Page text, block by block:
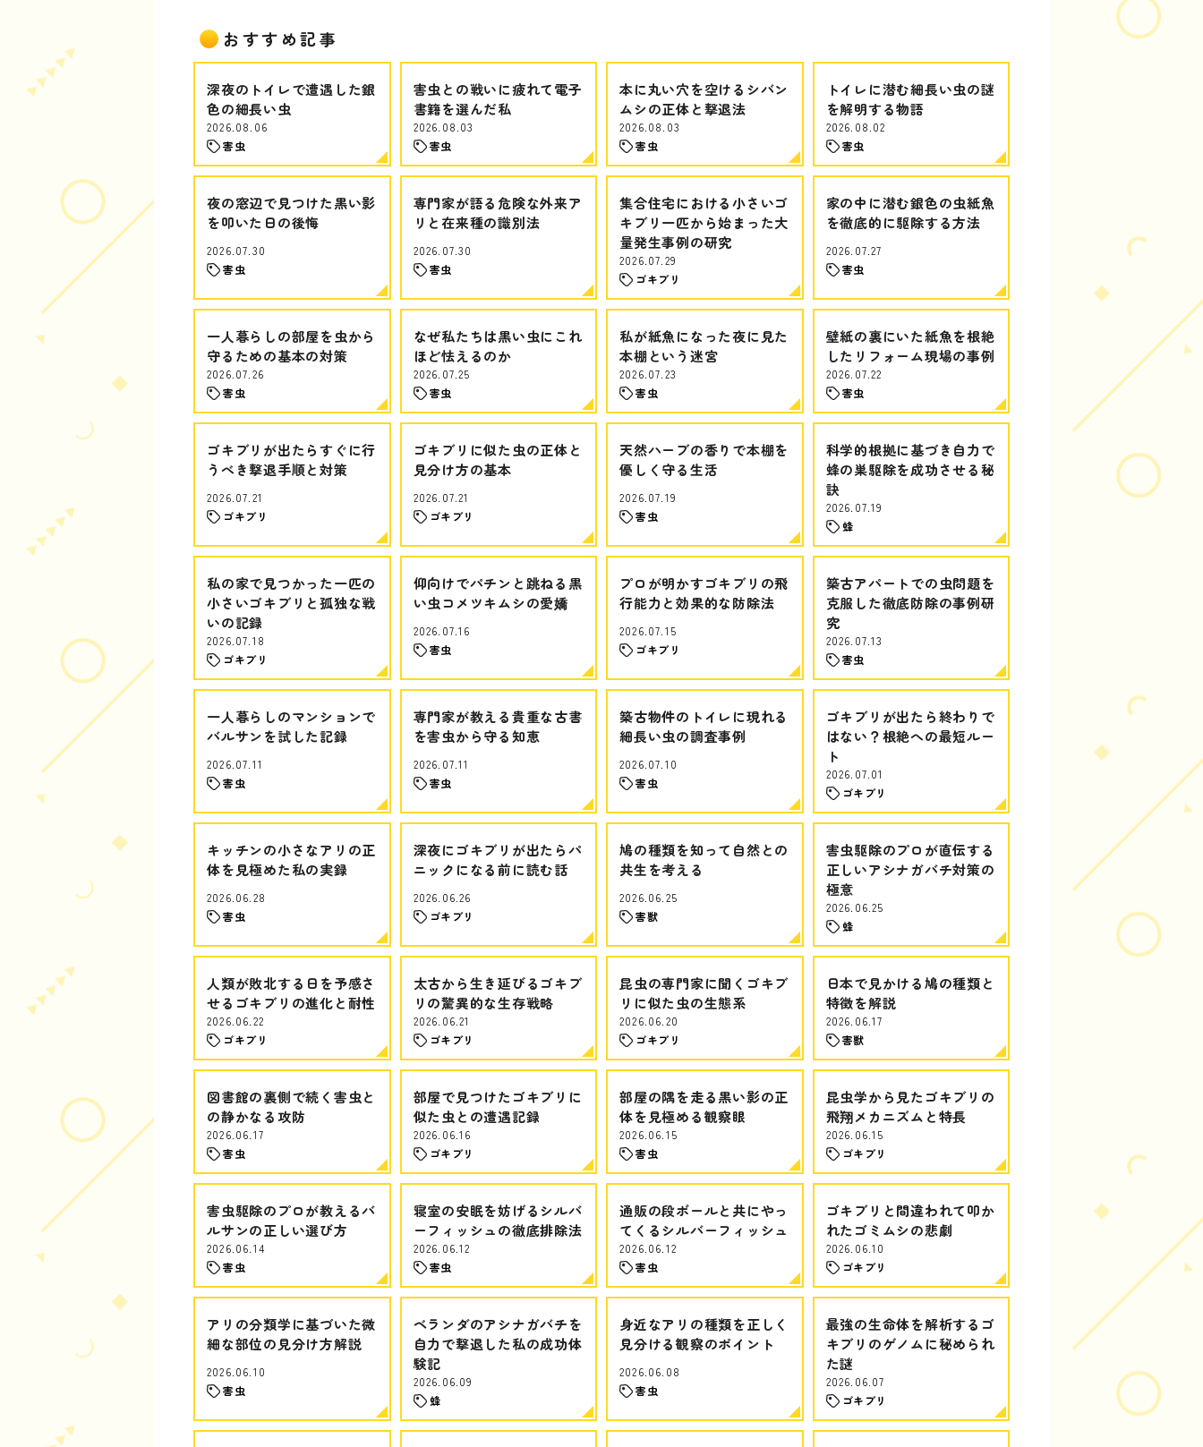
おすすめ記事
深夜のトイレで遭遇した銀
色の細長い虫
2026.08.06
害虫
害虫との戦いに疲れて電子
書籍を選んだ私
2026.08.03
害虫
本に丸い穴を空けるシバン
ムシの正体と撃退法
2026.08.03
害虫
トイレに潜む細長い虫の謎
を解明する物語
2026.08.02
害虫
夜の窓辺で見つけた黒い影
を叩いた日の後悔
2026.07.30
害虫
専門家が語る危険な外来ア
リと在来種の識別法
2026.07.30
害虫
集合住宅における小さいゴ
キブリ一匹から始まった大
量発生事例の研究
2026.07.29
ゴキブリ
家の中に潜む銀色の虫紙魚
を徹底的に駆除する方法
2026.07.27
害虫
一人暮らしの部屋を虫から
守るための基本の対策
2026.07.26
害虫
なぜ私たちは黒い虫にこれ
ほど怯えるのか
2026.07.25
害虫
私が紙魚になった夜に見た
本棚という迷宮
2026.07.23
害虫
壁紙の裏にいた紙魚を根絶
したリフォーム現場の事例
2026.07.22
害虫
ゴキブリが出たらすぐに行
うべき撃退手順と対策
2026.07.21
ゴキブリ
ゴキブリに似た虫の正体と
見分け方の基本
2026.07.21
ゴキブリ
天然ハーブの香りで本棚を
優しく守る生活
2026.07.19
害虫
科学的根拠に基づき自力で
蜂の巣駆除を成功させる秘
訣
2026.07.19
蜂
私の家で見つかった一匹の
小さいゴキブリと孤独な戦
いの記録
2026.07.18
ゴキブリ
仰向けでパチンと跳ねる黒
い虫コメツキムシの愛嬌
2026.07.16
害虫
プロが明かすゴキブリの飛
行能力と効果的な防除法
2026.07.15
ゴキブリ
築古アパートでの虫問題を
克服した徹底防除の事例研
究
2026.07.13
害虫
一人暮らしのマンションで
バルサンを試した記録
2026.07.11
害虫
専門家が教える貴重な古書
を害虫から守る知恵
2026.07.11
害虫
築古物件のトイレに現れる
細長い虫の調査事例
2026.07.10
害虫
ゴキブリが出たら終わりで
はない？根絶への最短ルー
ト
2026.07.01
ゴキブリ
キッチンの小さなアリの正
体を見極めた私の実録
2026.06.28
害虫
深夜にゴキブリが出たらパ
ニックになる前に読む話
2026.06.26
ゴキブリ
鳩の種類を知って自然との
共生を考える
2026.06.25
害獣
害虫駆除のプロが直伝する
正しいアシナガバチ対策の
極意
2026.06.25
蜂
人類が敗北する日を予感さ
せるゴキブリの進化と耐性
2026.06.22
ゴキブリ
太古から生き延びるゴキブ
リの驚異的な生存戦略
2026.06.21
ゴキブリ
昆虫の専門家に聞くゴキブ
リに似た虫の生態系
2026.06.20
ゴキブリ
日本で見かける鳩の種類と
特徴を解説
2026.06.17
害獣
図書館の裏側で続く害虫と
の静かなる攻防
2026.06.17
害虫
部屋で見つけたゴキブリに
似た虫との遭遇記録
2026.06.16
ゴキブリ
部屋の隅を走る黒い影の正
体を見極める観察眼
2026.06.15
害虫
昆虫学から見たゴキブリの
飛翔メカニズムと特長
2026.06.15
ゴキブリ
害虫駆除のプロが教えるバ
ルサンの正しい選び方
2026.06.14
害虫
寝室の安眠を妨げるシルバ
ーフィッシュの徹底排除法
2026.06.12
害虫
通販の段ボールと共にやっ
てくるシルバーフィッシュ
2026.06.12
害虫
ゴキブリと間違われて叩か
れたゴミムシの悲劇
2026.06.10
ゴキブリ
アリの分類学に基づいた微
細な部位の見分け方解説
2026.06.10
害虫
ベランダのアシナガバチを
自力で撃退した私の成功体
験記
2026.06.09
蜂
身近なアリの種類を正しく
見分ける観察のポイント
2026.06.08
害虫
最強の生命体を解析するゴ
キブリのゲノムに秘められ
た謎
2026.06.07
ゴキブリ